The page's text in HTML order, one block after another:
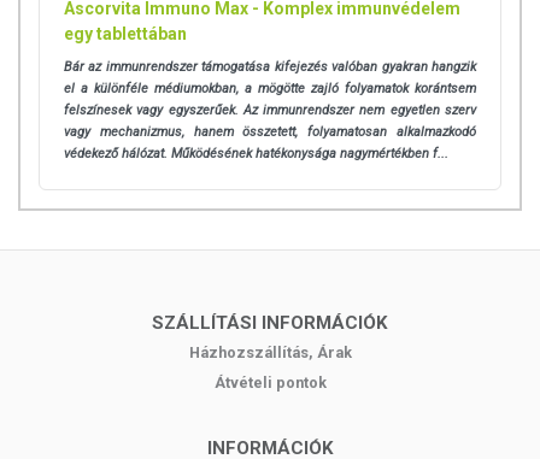
hatásait.
A spirulina biztonságosnak tekinthető, a nagy mennyiségben
fogyasztott spirulinával táplált állatokon sem tapasztaltak
mellékhatásokat. Érdemes megemlíteni, hogy a spirulina az
aztékok étrendjének fontos része volt
hal, rovar), erősíti az immunrendszert, szebbé teszi a bőrüket és
és az életminőség javításához.
mennyiségének sokszorosát tartalmazza, valamint teljes értékű
Ascorvita Immuno Max - Komplex immunvédelem
egy tablettában
Bár az immunrendszer támogatása kifejezés valóban gyakran hangzik
el a különféle médiumokban, a mögötte zajló folyamatok korántsem
felszínesek vagy egyszerűek. Az immunrendszer nem egyetlen szerv
vagy mechanizmus, hanem összetett, folyamatosan alkalmazkodó
védekező hálózat. Működésének hatékonysága nagymértékben f...
SZÁLLÍTÁSI INFORMÁCIÓK
Házhozszállítás, Árak
Átvételi pontok
INFORMÁCIÓK